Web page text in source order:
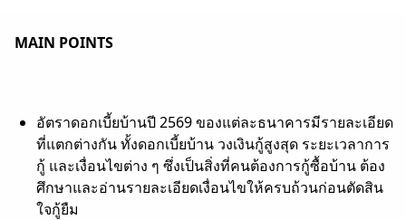
MAIN POINTS
อัตราดอกเบี้ยบ้านปี 2569 ของแต่ละธนาคารมีรายละเอียด
ที่แตกต่างกัน ทั้งดอกเบี้ยบ้าน วงเงินกู้สูงสุด ระยะเวลาการ
กู้ และเงื่อนไขต่าง ๆ ซึ่งเป็นสิ่งที่คนต้องการกู้ซื้อบ้าน ต้อง
ศึกษาและอ่านรายละเอียดเงื่อนไขให้ครบถ้วนก่อนตัดสิน
ใจกู้ยืม